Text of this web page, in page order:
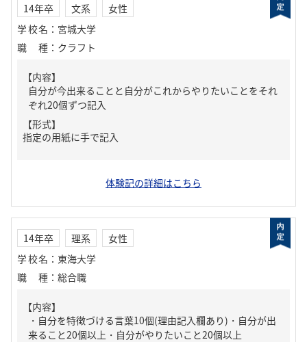
14年卒 文系
女性
学校名 ： 宮城大学
職種 ： クラフト
【内容】
自分が今出来ることと自分がこれからやりたいことをそれ
ぞれ20個ずつ記入
【形式】
指定の用紙に手で記入
体験記の詳細はこちら
14年卒 理系
女性
学校名 ： 東海大学
職種 ： 総合職
【内容】
・自分を特徴づける言葉10個(理由記入欄あり)・自分が出
来ること20個以上・自分がやりたいこと20個以上